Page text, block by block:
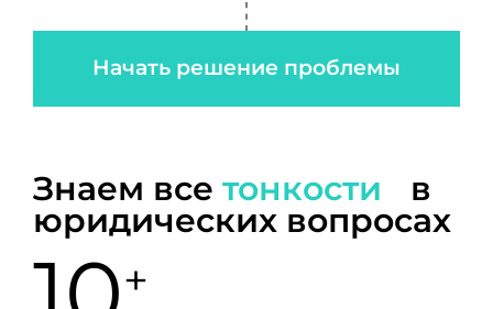
Начать решение проблемы
Знаем все тонкости в
юридических вопросах
+